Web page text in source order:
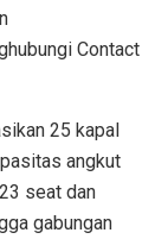
Contact
25 kapal
angkut
seat dan
gabungan